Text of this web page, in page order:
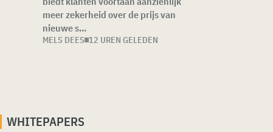
meer zekerheid over de prijs van
nieuwe s...
MELS DEES 12 UREN GELEDEN
WHITEPAPERS